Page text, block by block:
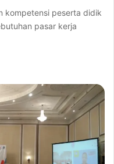
kompetensi peserta didik
pasar kerja